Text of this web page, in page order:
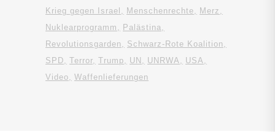
Krieg gegen Israel
Menschenrechte
Merz
Nuklearprogramm
Palästina
Revolutionsgarden
Schwarz-Rote Koalition
SPD
Terror Trump UN UNRWA
USA
Video
Waffenlieferungen